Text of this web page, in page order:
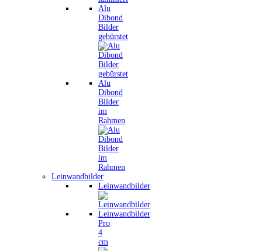
Alu
Dibond
Bilder
gebürstet
Alu
Dibond
Bilder
im
Rahmen
Leinwandbilder
Leinwandbilder
Leinwandbilder
Pro
4
cm